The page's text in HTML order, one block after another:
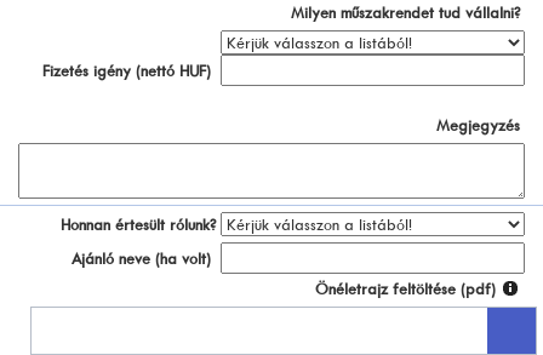
Milyen műszakrendet tud vállalni?
Fizetés igény (nettó HUF)
Megjegyzés
Honnan értesült rólunk?
Ajánló neve (ha volt)
Önéletrajz feltöltése (pdf)